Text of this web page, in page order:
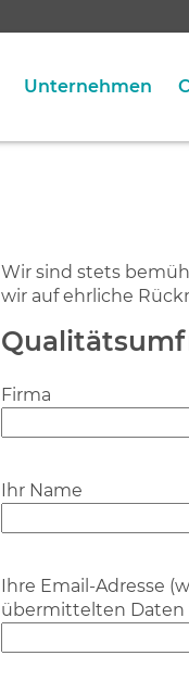
Unternehmen
Wir sind stets
wir auf ehrliche
Firma
Ihr Name
Ihre Email-Adresse
übermittelten Daten